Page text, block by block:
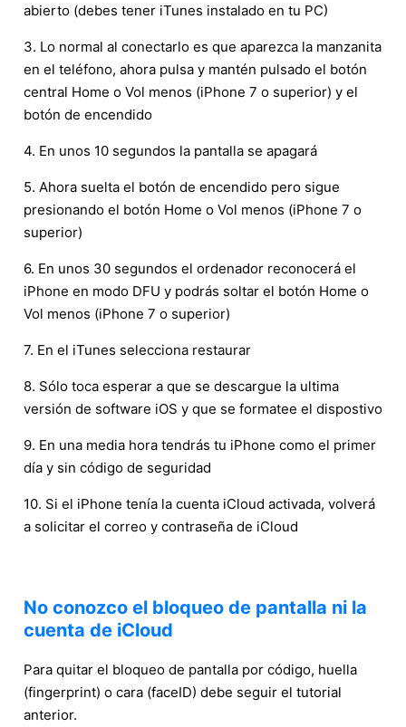
abierto (debes tener iTunes instalado en tu PC)
3. Lo normal al conectarlo es que aparezca la manzanita
en el teléfono, ahora pulsa y mantén pulsado el botón
central Home o Vol menos (iPhone 7 o superior) y el
botón de encendido
4. En unos 10 segundos la pantalla se apagará
5. Ahora suelta el botón de encendido pero sigue
presionando el botón Home o Vol menos (iPhone 7 o
superior)
6. En unos 30 segundos el ordenador reconocerá el
iPhone en modo DFU y podrás soltar el botón Home o
Vol menos (iPhone 7 o superior)
7. En el iTunes selecciona restaurar
8. Sólo toca esperar a que se descargue la ultima
versión de software iOS y que se formatee el dispostivo
9. En una media hora tendrás tu iPhone como el primer
día y sin código de seguridad
10. Si el iPhone tenía la cuenta iCloud activada, volverá
a solicitar el correo y contraseña de iCloud
No conozco el bloqueo de pantalla ni la
cuenta de iCloud
Para quitar el bloqueo de pantalla por código, huella
(fingerprint) o cara (faceID) debe seguir el tutorial
anterior.